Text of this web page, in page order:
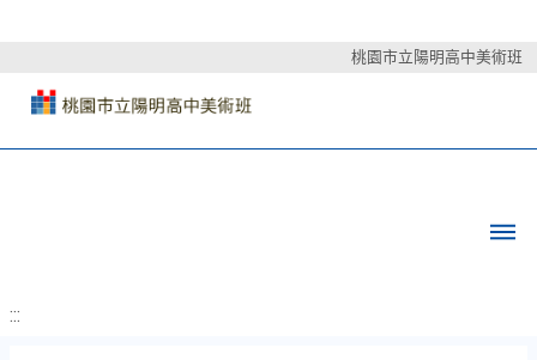
桃園市立陽明高中美術班
:::